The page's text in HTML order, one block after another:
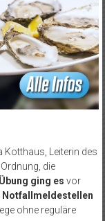
Kotthaus, Leiterin des
die
Übung ging es vor
Notfallmeldestellen
ohne reguläre